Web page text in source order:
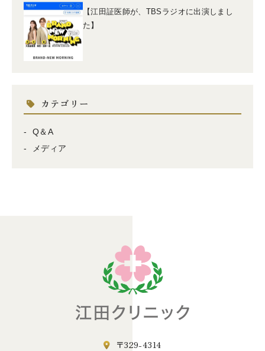
【江田証医師が、TBSラジオに出演しまし
た】
カテゴリー
Q＆A
メディア
〒329-4314